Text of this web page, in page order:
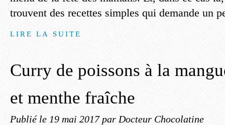
trouvent des recettes simples qui demande un
LIRE LA SUITE
Curry de poissons à la
et menthe fraîche
Publié le 19 mai 2017 par Docteur Chocolatine